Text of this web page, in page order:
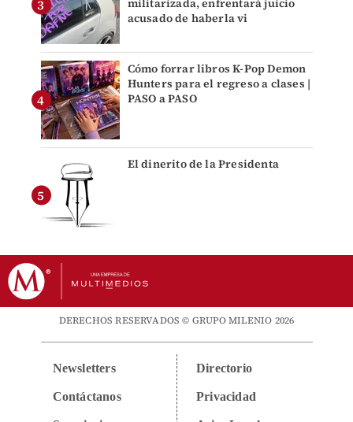
militarizada, enfrentará juicio
acusado de haberla vi
Cómo forrar libros K-Pop Demon
Hunters para el regreso a clases |
PASO a PASO
El dinerito de la Presidenta
DERECHOS RESERVADOS © GRUPO MILENIO 2026
Newsletters
Contáctanos
Directorio
Privacidad